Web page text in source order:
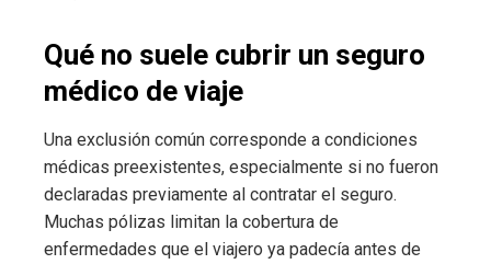
Qué no suele cubrir un seguro
médico de viaje
Una exclusión común corresponde a condiciones
médicas preexistentes, especialmente si no fueron
declaradas previamente al contratar el seguro.
Muchas pólizas limitan la cobertura de
enfermedades que el viajero ya padecía antes de